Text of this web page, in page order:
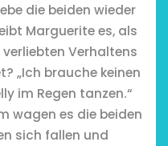
die beiden wieder
Marguerite es, als
Verhaltens
„Ich brauche keinen
im Regen tanzen.“
wagen es die beiden
sich fallen und